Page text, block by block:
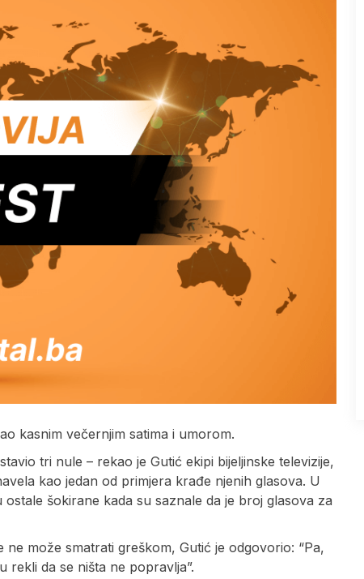
kasnim večernjim satima i umorom.
tri nule – rekao je Gutić ekipi bijeljinske televizije,
kao jedan od primjera krađe njenih glasova. U
šokirane kada su saznale da je broj glasova za
može smatrati greškom, Gutić je odgovorio: “Pa,
rekli da se ništa ne popravlja”.